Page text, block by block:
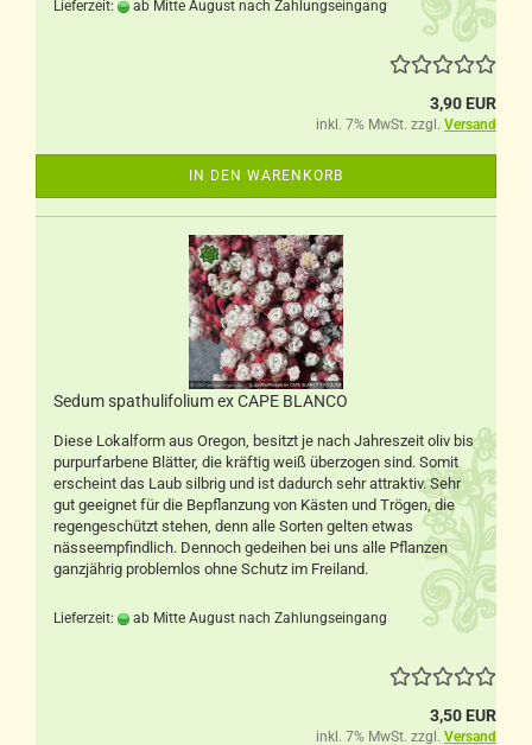
Lieferzeit: ab Mitte August nach Zahlungseingang
3,90 EUR
inkl. 7% MwSt. zzgl. Versand
IN DEN WARENKORB
Sedum spathulifolium ex CAPE BLANCO
Diese Lokalform aus Oregon, besitzt je nach Jahreszeit oliv bis
purpurfarbene Blätter, die kräftig weiß überzogen sind. Somit
erscheint das Laub silbrig und ist dadurch sehr attraktiv. Sehr
gut geeignet für die Bepflanzung von Kästen und Trögen, die
regengeschützt stehen, denn alle Sorten gelten etwas
nässeempfindlich. Dennoch gedeihen bei uns alle Pflanzen
ganzjährig problemlos ohne Schutz im Freiland.
Lieferzeit: ab Mitte August nach Zahlungseingang
3,50 EUR
inkl. 7% MwSt. zzgl. Versand